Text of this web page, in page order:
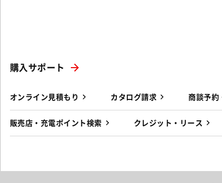
購入サポート
オンライン見積もり カタログ請求 商談予約
販売店・充電ポイント検索 クレジット・リース